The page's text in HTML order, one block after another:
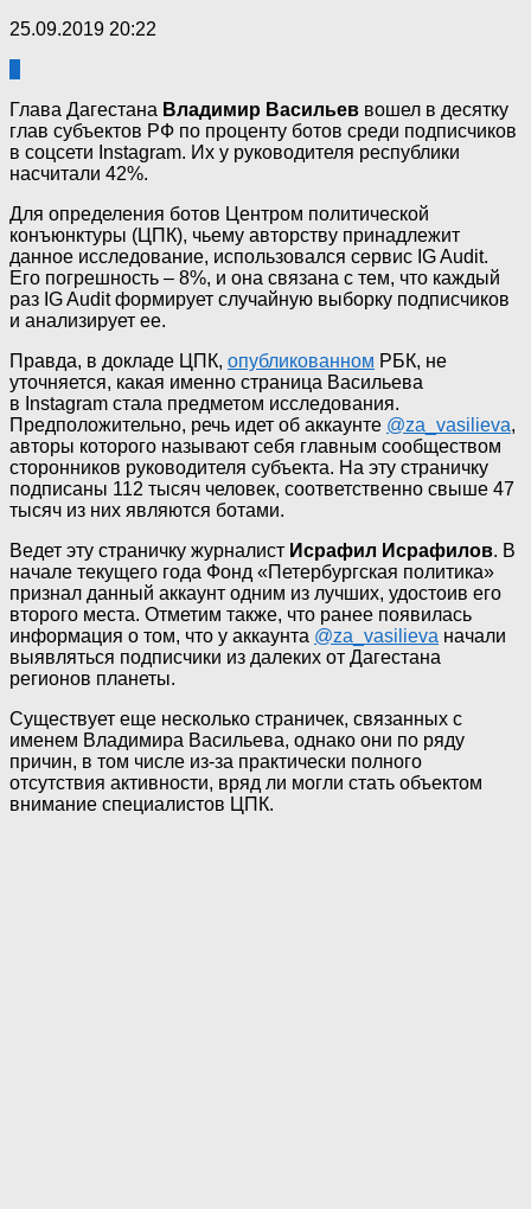
25.09.2019 20:22
Глава Дагестана Владимир Васильев вошел в десятку
глав субъектов РФ по проценту ботов среди подписчиков
в соцсети Instagram. Их у руководителя республики
насчитали 42%.
Для определения ботов Центром политической
конъюнктуры (ЦПК), чьему авторству принадлежит
данное исследование, использовался сервис IG Audit.
Его погрешность – 8%, и она связана с тем, что каждый
раз IG Audit формирует случайную выборку подписчиков
и анализирует ее.
Правда, в докладе ЦПК, опубликованном РБК, не
уточняется, какая именно страница Васильева
в Instagram стала предметом исследования.
Предположительно, речь идет об аккаунте @za_vasilieva,
авторы которого называют себя главным сообществом
сторонников руководителя субъекта. На эту страничку
подписаны 112 тысяч человек, соответственно свыше 47
тысяч из них являются ботами.
Ведет эту страничку журналист Исрафил Исрафилов. В
начале текущего года Фонд «Петербургская политика»
признал данный аккаунт одним из лучших, удостоив его
второго места. Отметим также, что ранее появилась
информация о том, что у аккаунта @za_vasilieva начали
выявляться подписчики из далеких от Дагестана
регионов планеты.
Существует еще несколько страничек, связанных с
именем Владимира Васильева, однако они по ряду
причин, в том числе из-за практически полного
отсутствия активности, вряд ли могли стать объектом
внимание специалистов ЦПК.